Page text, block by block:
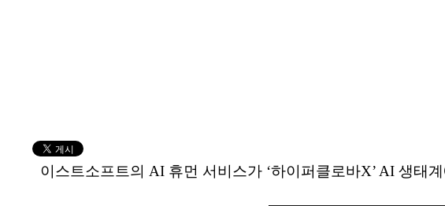
이스트소프트의 AI 휴먼 서비스가 ‘하이퍼클로바X’ AI 생태